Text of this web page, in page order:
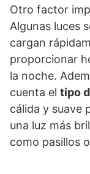
Otro factor
Algunas luces
cargan
proporcionar
la noche.
cuenta el tipo
cálida y suave
una luz más
como pasillos